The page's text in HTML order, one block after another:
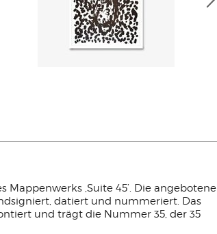
‚Suite 45’. Die angebotene
datiert und nummeriert. Das
und trägt die Nummer 35, der 35